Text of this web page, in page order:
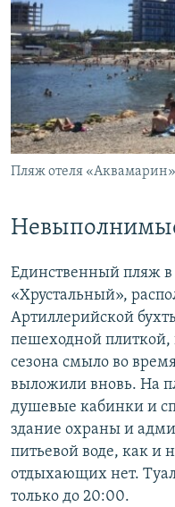
Пляж отеля «Аквамарин»
Единственный пляж в
«Хрустальный»,
Артиллерийской
пешеходной плиткой,
сезона смыло во
выложили вновь. На
душевые кабинки и
здание охраны и
питьевой воде, как и
отдыхающих нет.
только до 20:00.